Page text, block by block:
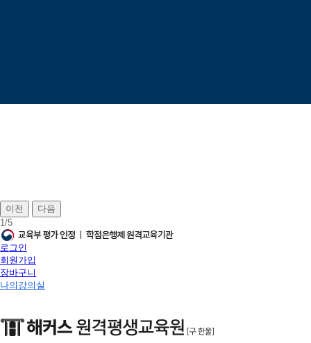
이전
다음
1/5
로그인
회원가입
장바구니
나의강의실